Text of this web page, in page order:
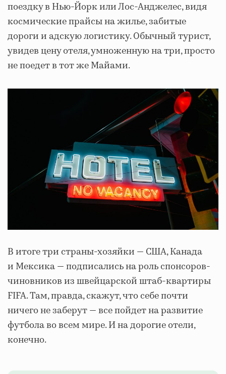
поездку в Нью-Йорк или Лос-Анджелес, видя
космические прайсы на жилье, забитые
дороги и адскую логистику. Обычный турист,
увидев цену отеля, умноженную на три, просто
не поедет в тот же Майами.
В итоге три страны-хозяйки — США, Канада
и Мексика — подписались на роль спонсоров-
чиновников из швейцарской штаб-квартиры
FIFA. Там, правда, скажут, что себе почти
ничего не заберут — все пойдет на развитие
футбола во всем мире. И на дорогие отели,
конечно.